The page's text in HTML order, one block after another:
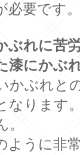
必要です
ぶれに苦
漆にかぶ
かぶれと
なります
。
ように非